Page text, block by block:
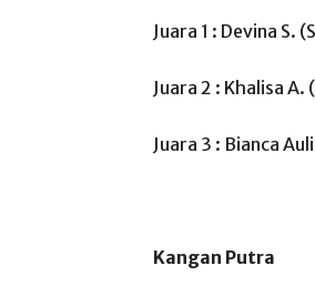
Juara 1 : Devina S.
Juara 2 : Khalisa A.
Juara 3 : Bianca
Kangan Putra